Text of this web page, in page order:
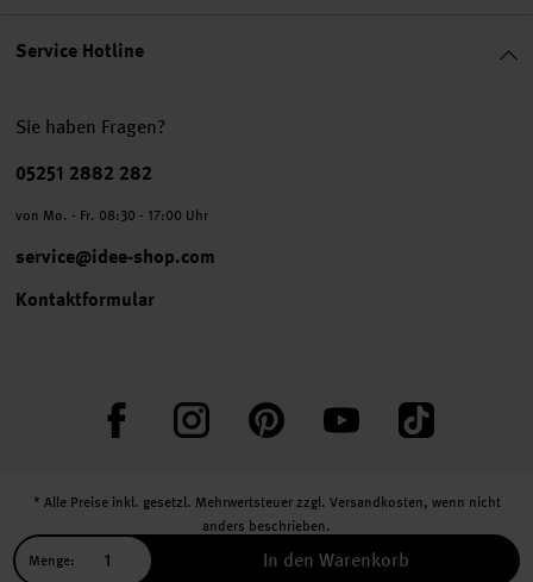
Menge: In den Warenkorb
Service Hotline
Sie haben Fragen?
Telefonnummer
05251 2882 282
von Mo. - Fr. 08:30 - 17:00 Uhr
service@idee-shop.com
Kontaktformular
FacebookInstagram PinterestYouTube TikTok
* Alle Preise inkl. gesetzl. Mehrwertsteuer zzgl. Versandkosten, wenn nicht
anders beschrieben.
** Jede:r Abonnent:in erhält bei erstmaliger Anmeldung für unseren Newsletter
einen 10 % Rabatt-Gutschein für unseren Online-Shop.